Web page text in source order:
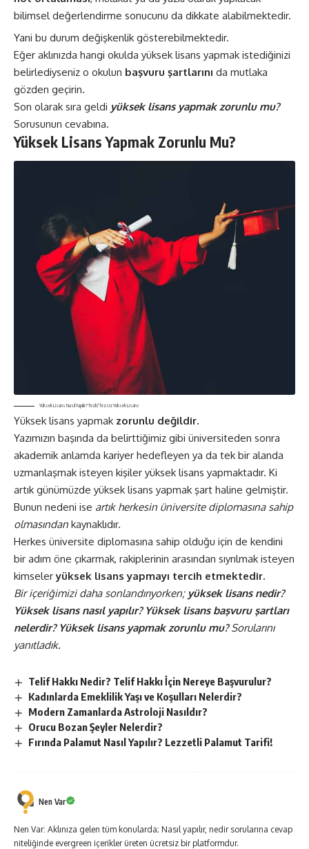
bilimsel değerlendirme sonucunu da dikkate alabilmektedir.
Yani bu durum değişkenlik gösterebilmektedir.
Eğer aklınızda hangi okulda yüksek lisans yapmak istediğinizi
belirlediyseniz o okulun başvuru şartlarını da mutlaka
gözden geçirin.
Son olarak sıra geldi yüksek lisans yapmak zorunlu mu?
Sorusunun cevabına.
Yüksek Lisans Yapmak Zorunlu Mu?
Yüksek Lisans Nasıl Yapılır? Tezli / Tezsiz Yüksek Lisans
Yüksek lisans yapmak zorunlu değildir.
Yazımızın başında da belirttiğimiz gibi üniversiteden sonra
akademik anlamda kariyer hedefleyen ya da tek bir alanda
uzmanlaşmak isteyen kişiler yüksek lisans yapmaktadır. Ki
artık günümüzde yüksek lisans yapmak şart haline gelmiştir.
Bunun nedeni ise artık herkesin üniversite diplomasına sahip
olmasından kaynaklıdır.
Herkes üniversite diplomasına sahip olduğu için de kendini
bir adım öne çıkarmak, rakiplerinin arasından sıyrılmak isteyen
kimseleryüksek lisans yapmayı tercih etmektedir.
Bir içeriğimizi daha sonlandırıyorken; yüksek lisans nedir?
Yüksek lisans nasıl yapılır? Yüksek lisans başvuru şartları
nelerdir? Yüksek lisans yapmak zorunlu mu?Sorularını
yanıtladık.
Telif Hakkı Nedir? Telif Hakkı İçin Nereye Başvurulur?
Kadınlarda Emeklilik Yaşı ve Koşulları Nelerdir?
Modern Zamanlarda Astroloji Nasıldır?
Orucu Bozan Şeyler Nelerdir?
Fırında Palamut Nasıl Yapılır? Lezzetli Palamut Tarifi!
Nen Var
Nen Var: Aklınıza gelen tüm konularda; Nasıl yapılır, nedir sorularına cevap
niteliğinde evergreen içerikler üreten ücretsiz bir platformdur.